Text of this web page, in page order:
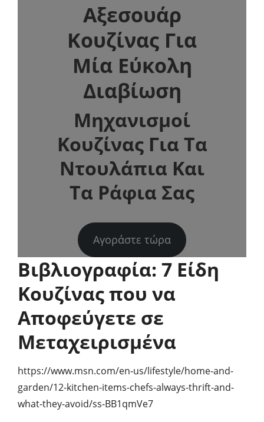
Αξεσουάρ
Κουζίνας Για
Μία Εύκολη
Διαβίωση
Μηχανισμοί
Κουζίνας Για Τα
Ντουλάπια Και
Τα Ράφια Σας
Αγοράστε τώρα
Βιβλιογραφία: 7 Είδη
Κουζίνας που να
Αποφεύγετε σε
Μεταχειρισμένα
https://www.msn.com/en-us/lifestyle/home-and-
garden/12-kitchen-items-chefs-always-thrift-and-
what-they-avoid/ss-BB1qmVe7